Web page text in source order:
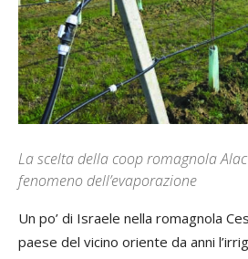
La scelta della coop romagnola
fenomeno dell’evaporazione
Un po’ di Israele nella romagnola
paese del vicino oriente da anni